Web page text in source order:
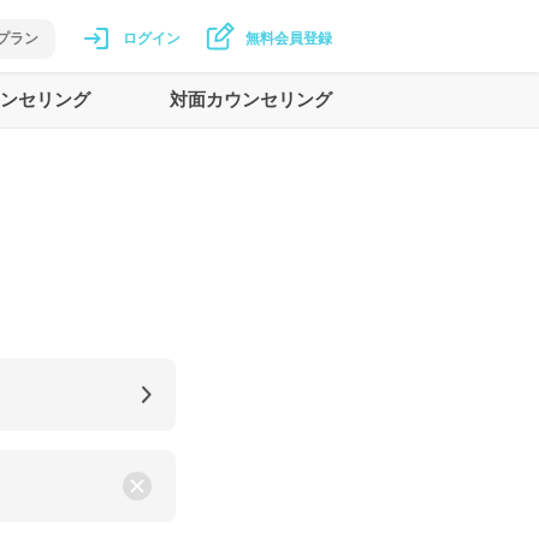
ラン ログイン 無料会員登録
セリング 対面カウンセリング